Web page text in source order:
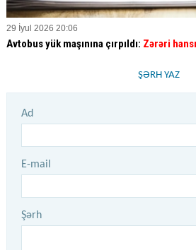
29 İyul 2026 20:06
Avtobus yük maşınına çırpıldı: Zərəri
ŞƏRH YAZ
Ad
E-mail
Şərh